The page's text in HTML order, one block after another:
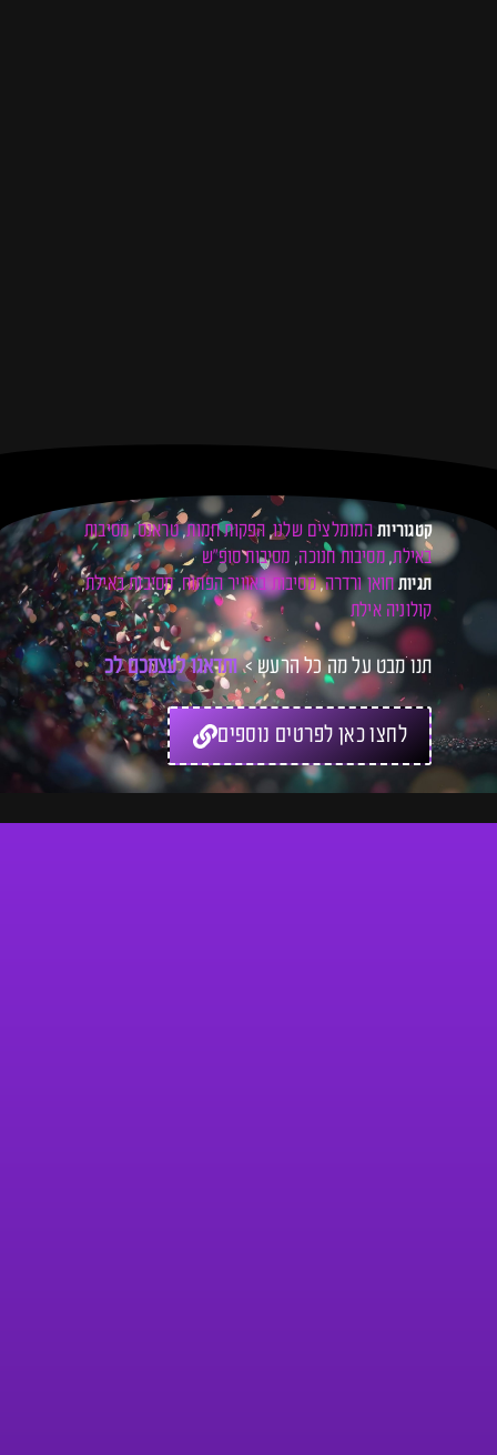
קטגוריות המומלצים שלנו, הפקות חמות,טראנס,מסיבות
באילת, מסיבות חנוכה, מסיבות סופ"ש
תגיות חואן ורדרה,מסיבות באוויר הפתוח,מסיבות באילת,
קולוניה אילת
תנו מבט על מה כל הרעש > ותדאגו לעצמכם לכרטיס
לחצו כאן לפרטים נוספים